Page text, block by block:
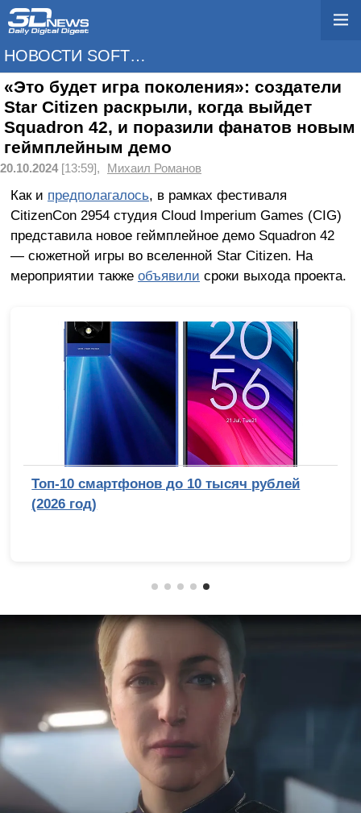
НОВОСТИ SOFTWARE
«Это будет игра поколения»: создатели
Star Citizen раскрыли, когда выйдет
Squadron 42, и поразили фанатов новым
геймплейным демо
20.10.2024[13:59], Михаил Романов
Как и предполагалось, в рамках фестиваля
CitizenCon 2954 студия Cloud Imperium Games (CIG)
представила новое геймплейное демо Squadron 42
— сюжетной игры во вселенной Star Citizen. На
мероприятии также объявили сроки выхода проекта.
Стэнли Кубрик
лунную
Обзор беззеркальной